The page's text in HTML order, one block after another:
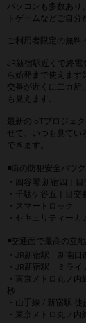
パソコンも多数あり
トゲームなどご自分
ご利用者限定の無料
JR新宿駅近くで終
ら始発まで使えます
交番が近くに二カ所
も見えます。
最新のIoTプロジェ
せて、いつも見てい
できます。
◾️街の防犯安全バツグ
・四谷署 新宿四丁
・千駄ケ谷五丁目交
・スマートロック
・セキュリティーカ
◾️交通面で最高の立地
・JR新宿駅 新南
・JR新宿駅 ミラ
・東京メトロ丸ノ
秒
・山手線 / 新宿駅 徒
・東京メトロ丸ノ内